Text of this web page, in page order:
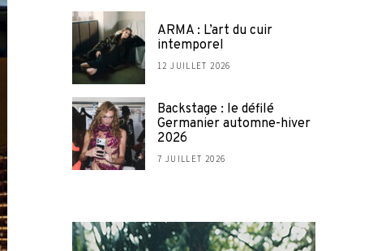
ARMA : L’art du cuir
intemporel
12 JUILLET 2026
Backstage : le défilé
Germanier automne-hiver
2026
7 JUILLET 2026